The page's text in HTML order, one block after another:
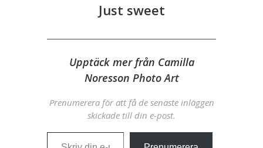
Just sweet
Upptäck mer från Camilla
Noresson Photo Art
Prenumerera för att få de senaste inläggen
skickade till din e-post.
Skriv din e-post …